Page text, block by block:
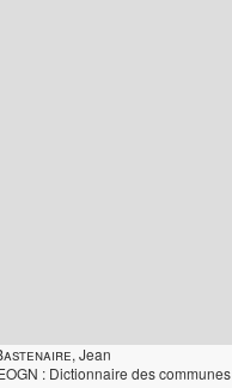
, Jean
: Dictionnaire des communes